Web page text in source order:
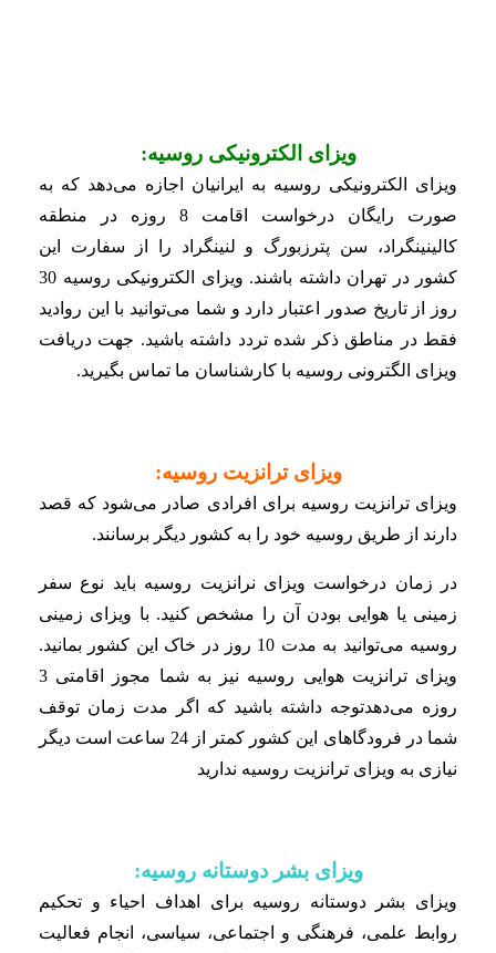
ویزای الکترونیکی روسیه:
ویزای الکترونیکی روسیه به ایرانیان اجازه می‌دهد که به
صورت رایگان درخواست اقامت 8 روزه در منطقه
کالینینگراد، سن پترزبورگ و لنینگراد را از سفارت این
کشور در تهران داشته باشند. ویزای الکترونیکی روسیه 30
روز از تاریخ صدور اعتبار دارد و شما می‌توانید با این روادید
فقط در مناطق ذکر شده تردد داشته باشید. جهت دریافت
ویزای الگترونی روسیه با کارشناسان ما تماس بگیرید.
ویزای ترانزیت روسیه:
ویزای ترانزیت روسیه برای افرادی صادر می‌شود که قصد
دارند از طریق روسیه خود را به کشور دیگر برسانند.
در زمان درخواست ویزای نرانزیت روسیه باید نوع سفر
زمینی یا هوایی بودن آن را مشخص کنید. با ویزای زمینی
روسیه می‌توانید به مدت 10 روز در خاک این کشور بمانید.
ویزای ترانزیت هوایی روسیه نیز به شما مجوز اقامتی 3
روزه می‌دهدتوجه داشته باشید که اگر مدت زمان توقف
شما در فرودگا‌های این کشور کمتر از 24 ساعت است دیگر
نیازی به ویزای ترانزیت روسیه ندارید
ویزای بشر دوستانه روسیه:
ویزای بشر دوستانه روسیه برای اهداف احیاء و تحکیم
روابط علمی، فرهنگی و اجتماعی، سیاسی، انجام فعالیت